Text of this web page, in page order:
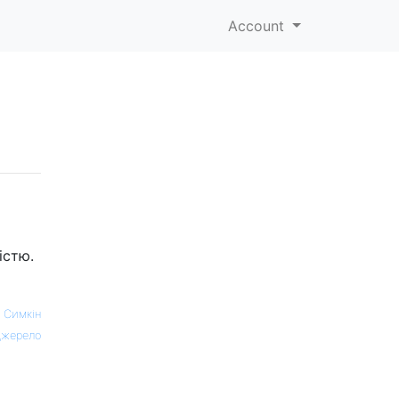
Account
Симкін